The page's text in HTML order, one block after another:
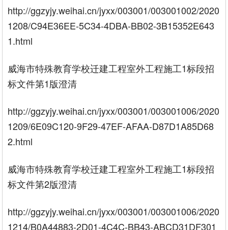
http://ggzyjy.weihai.cn/jyxx/003001/003001002/2020
1208/C94E36EE-5C34-4DBA-BB02-3B15352E643
1.html
威海市特殊教育学校迁建工程室外工程施工1标段招
标文件第1版澄清
http://ggzyjy.weihai.cn/jyxx/003001/003001006/2020
1209/6E09C120-9F29-47EF-AFAA-D87D1A85D68
2.html
威海市特殊教育学校迁建工程室外工程施工1标段招
标文件第2版澄清
http://ggzyjy.weihai.cn/jyxx/003001/003001006/2020
1214/B0A44883-2D01-4C4C-BB43-ABCD31DF301